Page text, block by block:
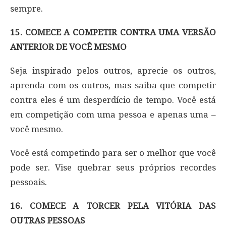
sempre.
15. COMECE A COMPETIR CONTRA UMA VERSÃO
ANTERIOR DE VOCÊ MESMO
Seja inspirado pelos outros, aprecie os outros,
aprenda com os outros, mas saiba que competir
contra eles é um desperdício de tempo. Você está
em competição com uma pessoa e apenas uma –
você mesmo.
Você está competindo para ser o melhor que você
pode ser. Vise quebrar seus próprios recordes
pessoais.
16. COMECE A TORCER PELA VITÓRIA DAS
OUTRAS PESSOAS